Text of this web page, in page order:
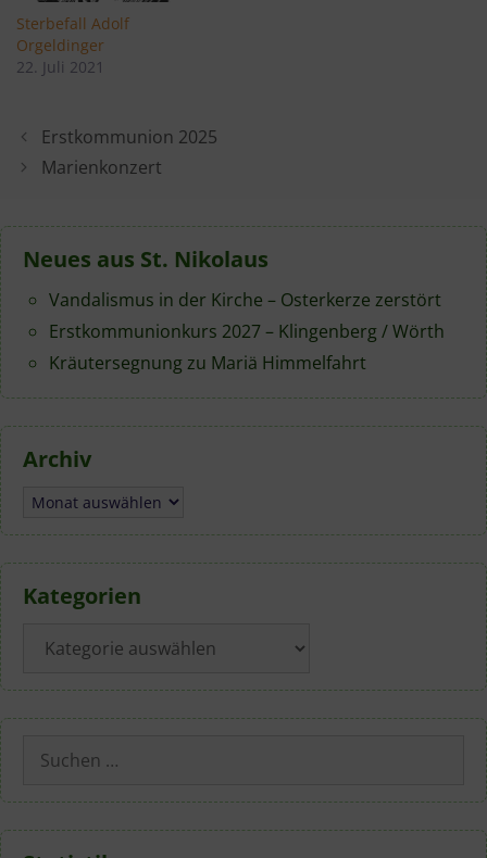
Sterbefall Adolf
Orgeldinger
22. Juli 2021
Erstkommunion 2025
Marienkonzert
Neues aus St. Nikolaus
Vandalismus in der Kirche – Osterkerze zerstört
Erstkommunionkurs 2027 – Klingenberg / Wörth
Kräutersegnung zu Mariä Himmelfahrt
Archiv
Archiv
Kategorien
Suchen
nach: